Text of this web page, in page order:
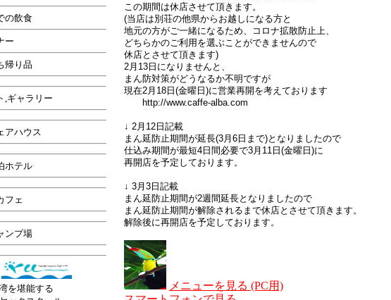
の飲食
ー
帰り品
,ギャラリー
アハウス
ホテル
フェ
ンプ場
を堪能する
この期間は休店させて頂きます。
(当店は別荘の他県からお越しになる方と
地元の方がご一緒になるため、コロナ拡散防止上、
どちらかのご利用を選ぶことができませんので
休店とさせて頂きます)
2月13日になりませんと、
まん防対策がどうなるか不明ですが
現在2月18日(金曜日)に営業再開を考えております
http://www.caffe-alba.com
↓ 2月12日記載
まん延防止期間が延長(3月6日まで)となりましたので
仕込み期間が最短4日間必要で3月11日(金曜日)に
再開店を予定しております。
↓ 3月3日記載
まん延防止期間が2週間延長となりましたので
まん延防止期間が解除されるまで休店とさせて頂きます。
解除後に再開店を予定しております。
メニューを見る (PC用)